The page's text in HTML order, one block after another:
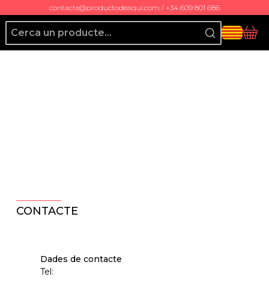
contacte@productodeaqui.com / +34 609 801 686
Producto de Aquí
CONTACTE
Dades de contacte
Tel: